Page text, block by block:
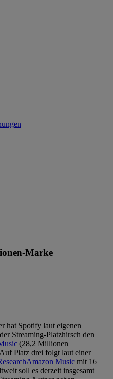
Marke
hat Spotify laut eigenen
Streaming-Platzhirsch den
(28,2 Millionen
Platz drei folgt laut einer
Amazon Music mit 16
soll es derzeit insgesamt